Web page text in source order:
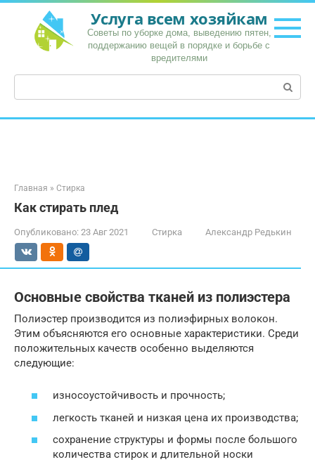
Перейти
контенту
Услуга всем хозяйкам
Советы по уборке дома, выведению пятен,
поддержанию вещей в порядке и борьбе с
вредителями
Поиск:
Главная » Стирка
Как стирать плед
Опубликовано: 23 Авг 2021 Стирка Александр Редькин
Основные свойства тканей из полиэстера
Полиэстер производится из полиэфирных волокон.
Этим объясняются его основные характеристики. Среди
положительных качеств особенно выделяются
следующие:
износоустойчивость и прочность;
легкость тканей и низкая цена их производства;
сохранение структуры и формы после большого
количества стирок и длительной носки